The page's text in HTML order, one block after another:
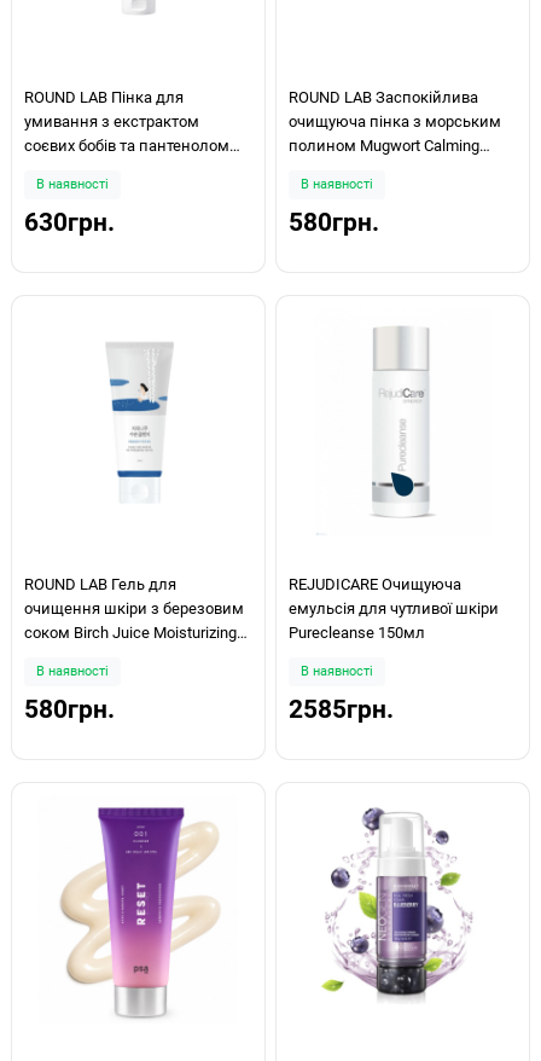
ROUND LAB Пінка для
умивання з екстрактом
соєвих бобів та пантенолом
150мл
В наявності
630грн.
ROUND LAB Заспокійлива
очищуюча пінка з морським
полином Mugwort Calming
В наявності
580грн.
ROUND LAB Гель для
очищення шкіри з березовим
соком Birch Juice Moisturizing
В наявності
580грн.
REJUDICARE Очищуюча
емульсія для чутливої шкіри
Purecleanse 150мл
В наявності
2585грн.